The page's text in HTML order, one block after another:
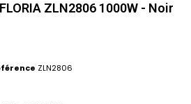
ZLN2806 1000W - Noir
ZLN2806